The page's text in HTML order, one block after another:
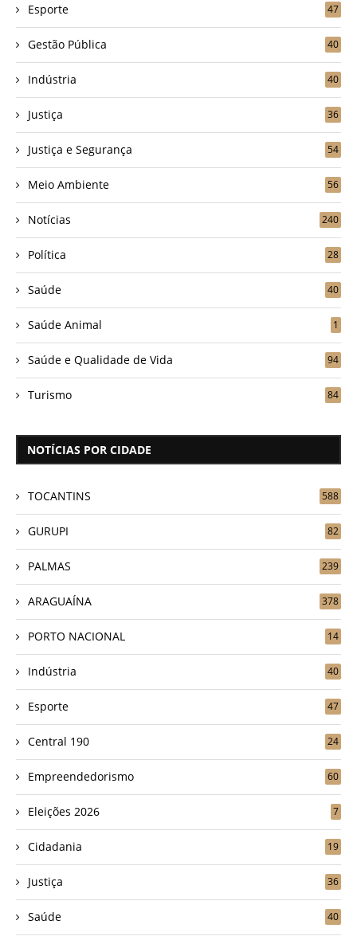
Esporte 47
Gestão Pública 40
Indústria 40
Justiça 36
Justiça e Segurança 54
Meio Ambiente 56
Notícias 240
Política 28
Saúde 40
Saúde Animal 1
Saúde e Qualidade de Vida 94
Turismo 84
NOTÍCIAS POR CIDADE
TOCANTINS 588
GURUPI 82
PALMAS 239
ARAGUAÍNA 378
PORTO NACIONAL 14
Indústria 40
Esporte 47
Central 190 24
Empreendedorismo 60
Eleições 2026 7
Cidadania 19
Justiça 36
Saúde 40